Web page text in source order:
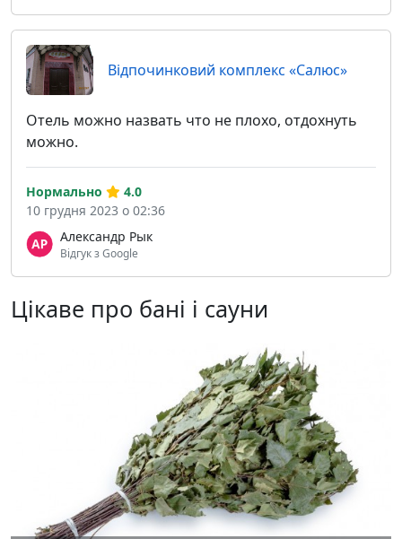
Відпочинковий комплекс «Салюс»
Отель можно назвать что не плохо, отдохнуть
можно.
Александр Рык
Відгук з Google
Нормально
4.0
10 грудня 2023 о 02:36
Цікаве про бані і сауни